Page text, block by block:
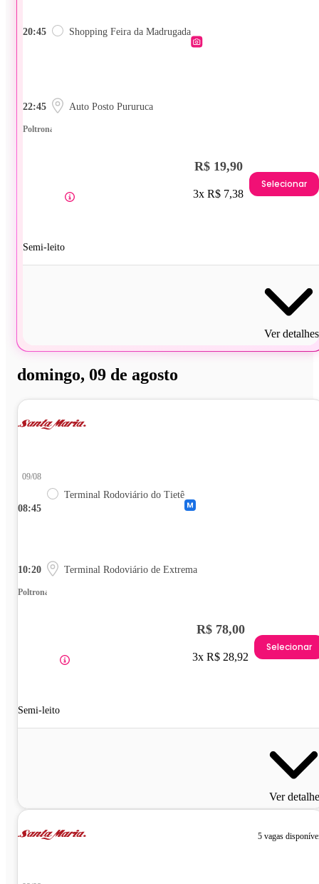
20:45 Shopping Feira da Madrugada
22:45 Auto Posto Pururuca
Poltrona
Semi-leito
R$ 19,90
3x R$ 7,38
Selecionar
Ver detalhes
domingo, 09 de agosto
08:45
09/08
Terminal Rodoviário do Tietê
10:20 Terminal Rodoviário de Extrema
Poltrona
Semi-leito
R$ 78,00
3x R$ 28,92
Selecionar
Ver
5 vagas